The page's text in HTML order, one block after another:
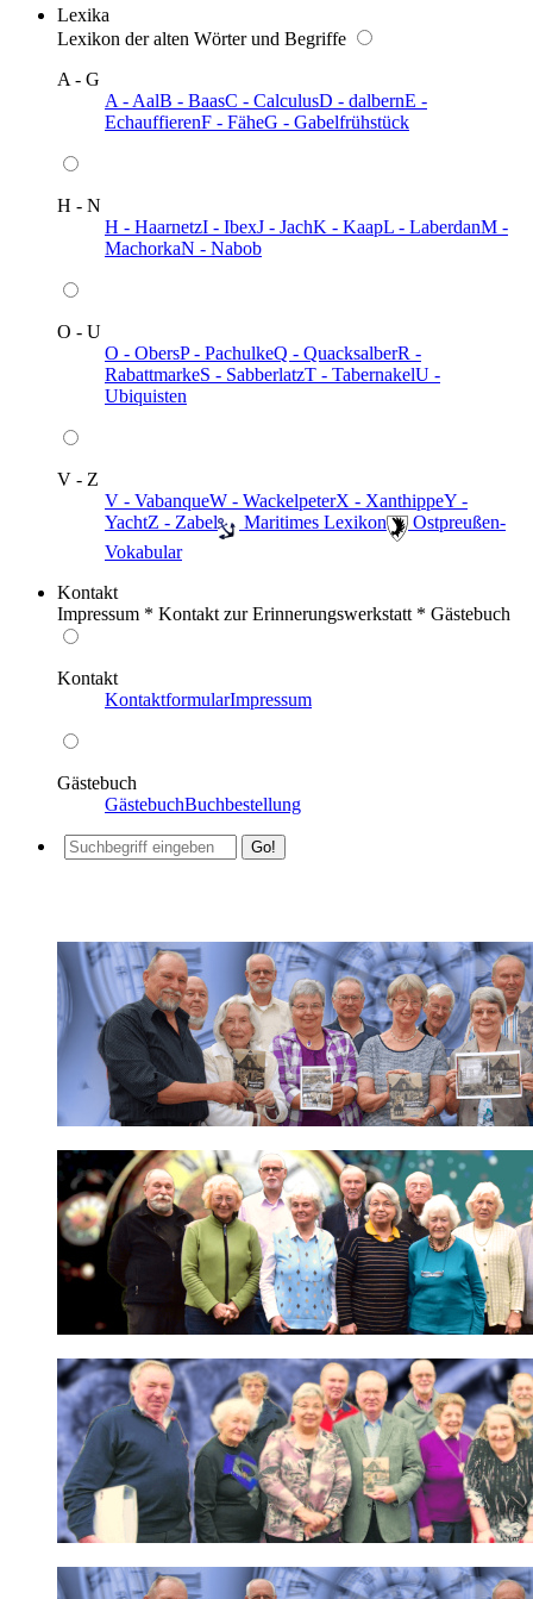
Lexika
Lexikon der alten Wörter und Begriffe
A - G
A - AalB - BaasC - CalculusD - dalbernE -
EchauffierenF - FäheG - Gabelfrühstück
H - N
H - HaarnetzI - IbexJ - JachK - KaapL - LaberdanM -
MachorkaN - Nabob
O - U
O - ObersP - PachulkeQ - QuacksalberR -
RabattmarkeS - SabberlatzT - TabernakelU -
Ubiquisten
V - Z
V - VabanqueW - WackelpeterX - XanthippeY -
YachtZ - Zabel ️ Maritimes Lexikon
️ Ostpreußen-
Vokabular
Kontakt
Impressum * Kontakt zur Erinnerungswerkstatt * Gästebuch
Kontakt
KontaktformularImpressum
Gästebuch
GästebuchBuchbestellung